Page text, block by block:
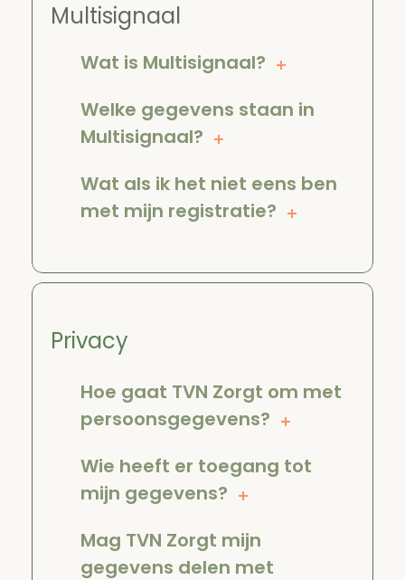
Multisignaal
Wat is Multisignaal?
Welke gegevens staan in
Multisignaal?
Wat als ik het niet eens ben
met mijn registratie?
Privacy
Hoe gaat TVN Zorgt om met
persoonsgegevens?
Wie heeft er toegang tot
mijn gegevens?
Mag TVN Zorgt mijn
gegevens delen met